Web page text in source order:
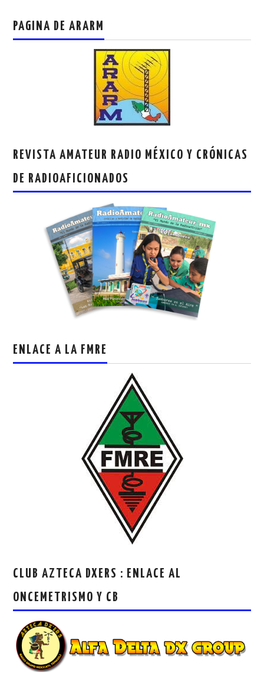
PAGINA DE ARARM
REVISTA AMATEUR RADIO MÉXICO Y CRÓNICAS
DE RADIOAFICIONADOS
ENLACE A LA FMRE
CLUB AZTECA DXERS : ENLACE AL
ONCEMETRISMO Y CB